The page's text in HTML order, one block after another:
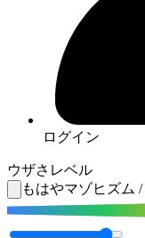
ログイン
ウザさレベル
もはやマゾヒズム /